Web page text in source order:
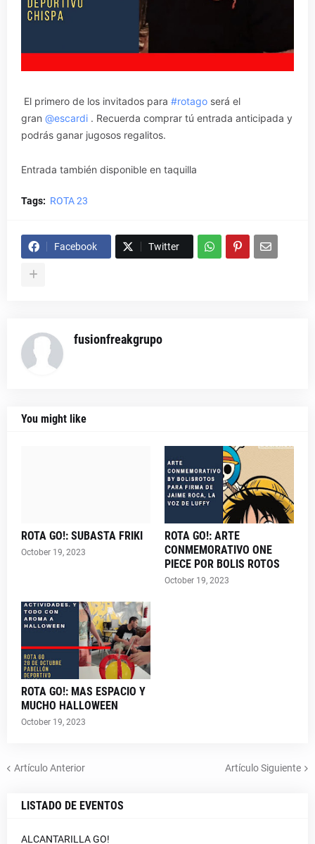
El primero de los invitados para #rotago será el
gran @escardi . Recuerda comprar tú entrada anticipada y
podrás ganar jugosos regalitos.
Entrada también disponible en taquilla
Tags: ROTA 23
Facebook Twitter
fusionfreakgrupo
You might like
ROTA GO!: SUBASTA FRIKI
October 19, 2023
ROTA GO!: ARTE
CONMEMORATIVO ONE
PIECE POR BOLIS ROTOS
October 19, 2023
ROTA GO!: MAS ESPACIO Y
MUCHO HALLOWEEN
October 19, 2023
Artículo Anterior Artículo Siguiente
LISTADO DE EVENTOS
ALCANTARILLA GO!